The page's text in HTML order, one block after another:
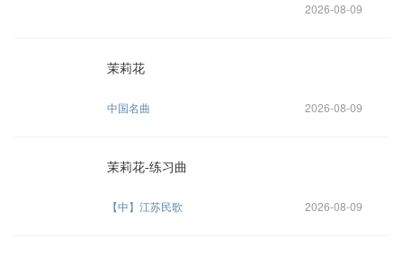
2026-08-09
茉莉花
中国名曲 2026-08-09
茉莉花-练习曲
【中】江苏民歌 2026-08-09